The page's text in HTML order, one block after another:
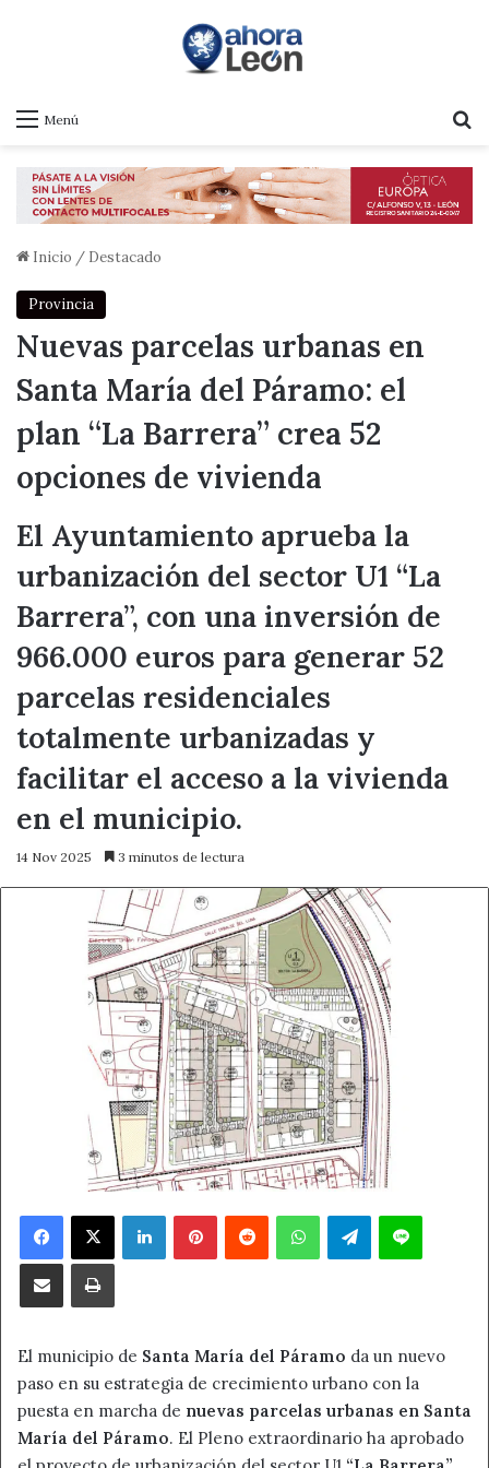
Menú
Inicio / Destacado
Provincia
Nuevas parcelas urbanas en
Santa María del Páramo: el
plan “La Barrera” crea 52
opciones de vivienda
El Ayuntamiento aprueba la
urbanización del sector U1 “La
Barrera”, con una inversión de
966.000 euros para generar 52
parcelas residenciales
totalmente urbanizadas y
facilitar el acceso a la vivienda
en el municipio.
14 Nov 2025 3 minutos de lectura
Facebook
X LinkedInPinterestReddit WhatsAppTelegramLine
Compartir por correo electrónicoImprimir
El municipio de Santa María del Páramo da un nuevo
paso en su estrategia de crecimiento urbano con la
puesta en marcha de nuevas parcelas urbanas en Santa
María del Páramo. El Pleno extraordinario ha aprobado